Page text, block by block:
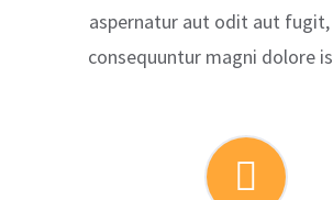
aspernatur aut odit aut fugit,
consequuntur magni dolore